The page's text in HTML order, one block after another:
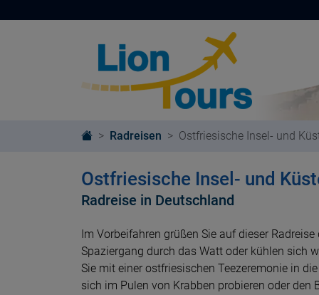
Radreisen Ostfriesische Insel- und
Ostfriesische Insel- und
Radreise in Deutschland
Im Vorbeifahren grüßen Sie auf dieser
Spaziergang durch das Watt oder kühlen sich
Sie mit einer ostfriesischen Teezeremonie in
sich im Pulen von Krabben probieren oder den